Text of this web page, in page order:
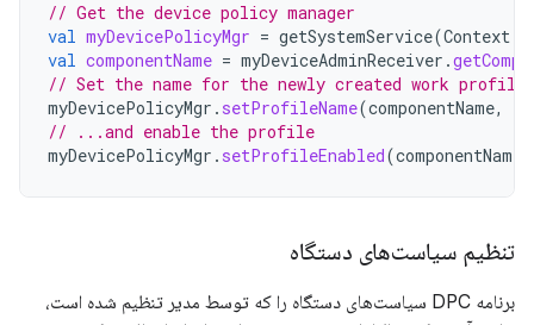
// Get the device policy manager
val myDevicePolicyMgr = getSystemService(Context
val componentName = myDeviceAdminReceiver .
// Set the name for the newly created work profile.
myDevicePolicyMgr . setProfileName(componentName,
// ...and enable the profile
myDevicePolicyMgr . setProfileEnabled(componentName
تنظیم سیاست‌های دستگاه
برنامه DPC سیاست‌های دستگاه را که توسط مدیر تنظیم شده است،